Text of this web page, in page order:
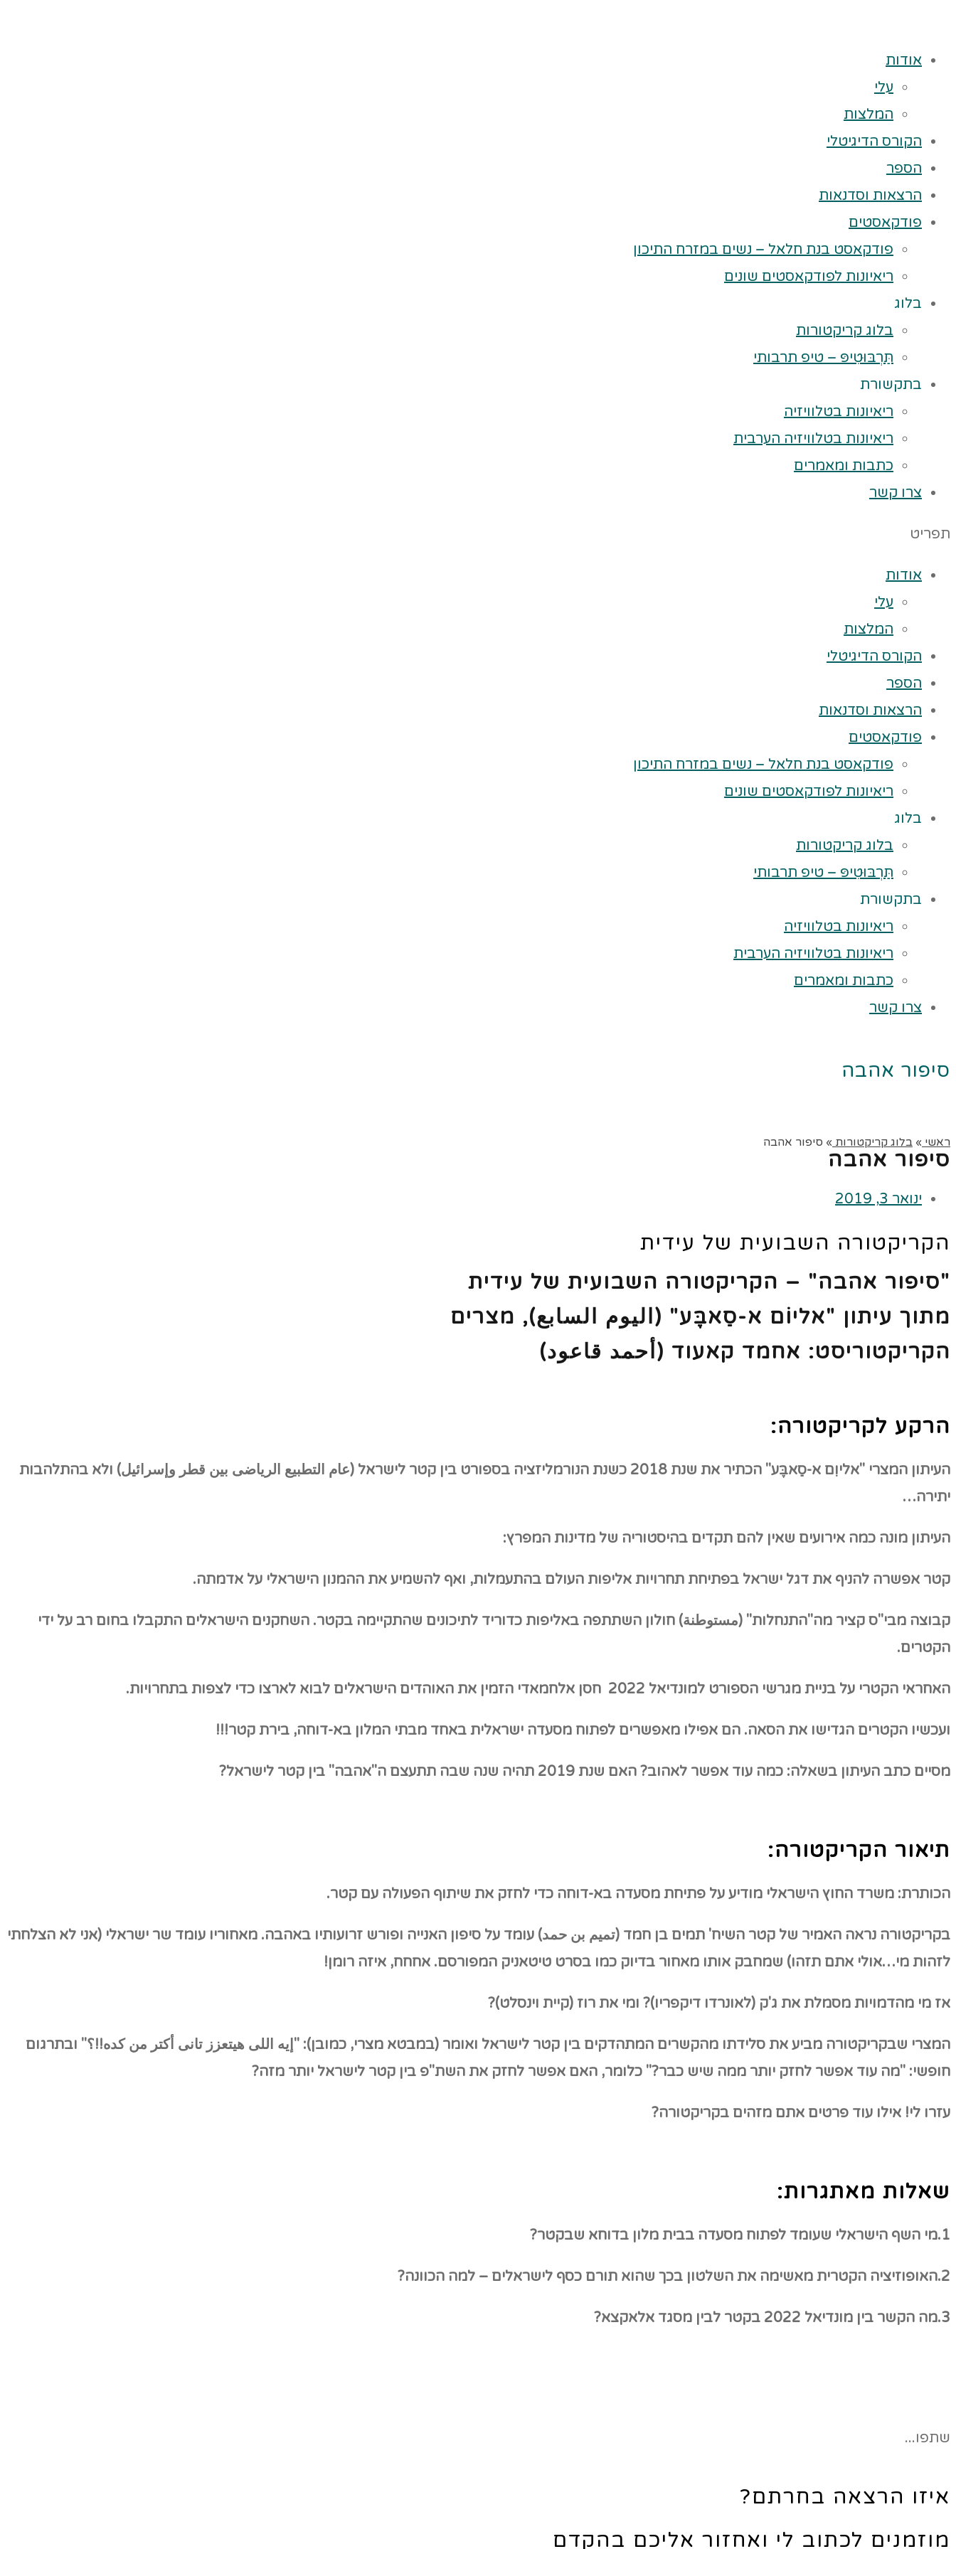
אודות
עלי
המלצות
הקורס הדיגיטלי
הספר
הרצאות וסדנאות
פודקאסטים
פודקאסט בנת חלאל – נשים במזרח התיכון
ריאיונות לפודקאסטים שונים
בלוג
בלוג קריקטורות
תַּרְבּוּטִיפּ – טיפ תרבותי
בתקשורת
ריאיונות בטלוויזיה
ריאיונות בטלוויזיה הערבית
כתבות ומאמרים
צרו קשר
תפריט
אודות
עלי
המלצות
הקורס הדיגיטלי
הספר
הרצאות וסדנאות
פודקאסטים
פודקאסט בנת חלאל – נשים במזרח התיכון
ריאיונות לפודקאסטים שונים
בלוג
בלוג קריקטורות
תַּרְבּוּטִיפּ – טיפ תרבותי
בתקשורת
ריאיונות בטלוויזיה
ריאיונות בטלוויזיה הערבית
כתבות ומאמרים
צרו קשר
סיפור אהבה
ראשי » בלוג קריקטורות » סיפור אהבה
סיפור אהבה
ינואר 3, 2019
הקריקטורה השבועית של עידית
"סיפור אהבה" – הקריקטורה השבועית של עידית
מתוך עיתון "אליוֹם א-סַאבֶּע" (اليوم السابع), מצרים
הקריקטוריסט: אחמד קאעוד (أحمد قاعود)
הרקע לקריקטורה:
העיתון המצרי "אליוִם א-סַאבֶּע" הכתיר את שנת 2018 כשנת הנורמליזציה בספורט בין קטר לישראל ( عام التطبيع الرياضى بين قطر وإسرائيل) ולא בהתלהבות
יתירה…
העיתון מונה כמה אירועים שאין להם תקדים בהיסטוריה של מדינות המפרץ:
קטר אפשרה להניף את דגל ישראל בפתיחת תחרויות אליפות העולם בהתעמלות, ואף להשמיע את ההמנון הישראלי על אדמתה.
קבוצה מבי"ס קציר מה"התנחלות" (مستوطنة) חולון השתתפה באליפות כדוריד לתיכונים שהתקיימה בקטר. השחקנים הישראלים התקבלו בחום רב על ידי
הקטרים.
האחראי הקטרי על בניית מגרשי הספורט למונדיאל 2022 חסן אלחמאדי הזמין את האוהדים הישראלים לבוא לארצו כדי לצפות בתחרויות.
ועכשיו הקטרים הגדישו את הסאה. הם אפילו מאפשרים לפתוח מסעדה ישראלית באחד מבתי המלון בא-דוחה, בירת קטר!!!
מסיים כתב העיתון בשאלה: כמה עוד אפשר לאהוב? האם שנת 2019 תהיה שנה שבה תתעצם ה"אהבה" בין קטר לישראל?
תיאור הקריקטורה:
הכותרת: משרד החוץ הישראלי מודיע על פתיחת מסעדה בא-דוחה כדי לחזק את שיתוף הפעולה עם קטר.
בקריקטורה נראה האמיר של קטר השיח' תמים בן חמד (تميم بن حمد) עומד על סיפון האנייה ופורש זרועותיו באהבה. מאחוריו עומד שר ישראלי (אני לא הצלחתי
לזהות מי…אולי אתם תזהו) שמחבק אותו מאחור בדיוק כמו בסרט טיטאניק המפורסם. אחחח, איזה רומן!
אז מי מהדמויות מסמלת את ג'ק (לאונרדו דיקפריו)? ומי את רוז (קיית וינסלט)?
המצרי שבקריקטורה מביע את סלידתו מהקשרים המתהדקים בין קטר לישראל ואומר (במבטא מצרי, כמובן): " إيه اللى هيتعزز تانى أكتر من كده!!؟" ובתרגום
חופשי: "מה עוד אפשר לחזק יותר ממה שיש כבר?" כלומר, האם אפשר לחזק את השת"פ בין קטר לישראל יותר מזה?
עזרו לי! אילו עוד פרטים אתם מזהים בקריקטורה?
שאלות מאתגרות:
1.מי השף הישראלי שעומד לפתוח מסעדה בבית מלון בדוחא שבקטר?
2.האופוזיציה הקטרית מאשימה את השלטון בכך שהוא תורם כסף לישראלים – למה הכוונה?
3.מה הקשר בין מונדיאל 2022 בקטר לבין מסגד אלאקצא?
שתפו...
איזו הרצאה בחרתם?
מוזמנים לכתוב לי ואחזור אליכם בהקדם